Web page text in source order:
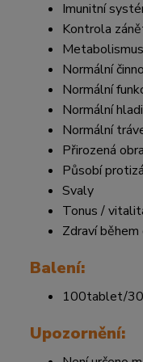
Imunitní
Kontrola
Normální
Normální
Normální
Normální
Přirozená
Působí
Svaly
Tonus /
Zdraví
Balení:
100tablet/
Upozornění: